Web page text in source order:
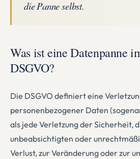
die Panne selbst.
Was ist eine Datenpanne
DSGVO?
Die DSGVO definiert eine
personenbezogener Daten
als jede Verletzung der Sicherheit,
unbeabsichtigten oder
Verlust, zur Veränderung oder zur